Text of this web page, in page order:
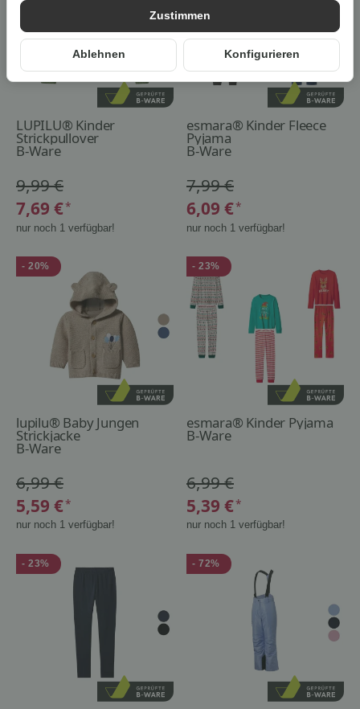
LUPILU® Kinder
Strickpullover
B-Ware
9,99 €
7,69 €*
nur noch 1 verfügbar!
esmara® Kinder Fleece
Pyjama
B-Ware
7,99 €
6,09 €*
nur noch 1 verfügbar!
- 20%
lupilu® Baby Jungen
Strickjacke
B-Ware
6,99 €
5,59 €*
nur noch 1 verfügbar!
- 23%
esmara® Kinder Pyjama
B-Ware
6,99 €
5,39 €*
nur noch 1 verfügbar!
- 23% - 72%
Zustimmen
Ablehnen Konfigurieren